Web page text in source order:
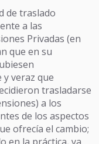
de traslado
a las
Privadas (en
que en su
veraz que
trasladarse
a los
de los aspectos
ofrecía el cambio;